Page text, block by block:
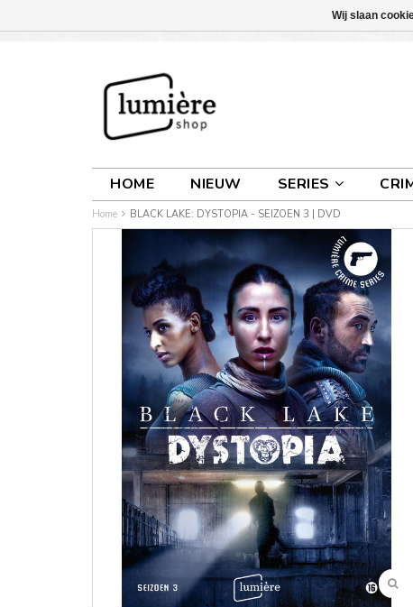
HOME NIEUW SERIES
Home BLACK LAKE: DYSTOPIA - SEIZOEN 3 | DVD
Wij slaan